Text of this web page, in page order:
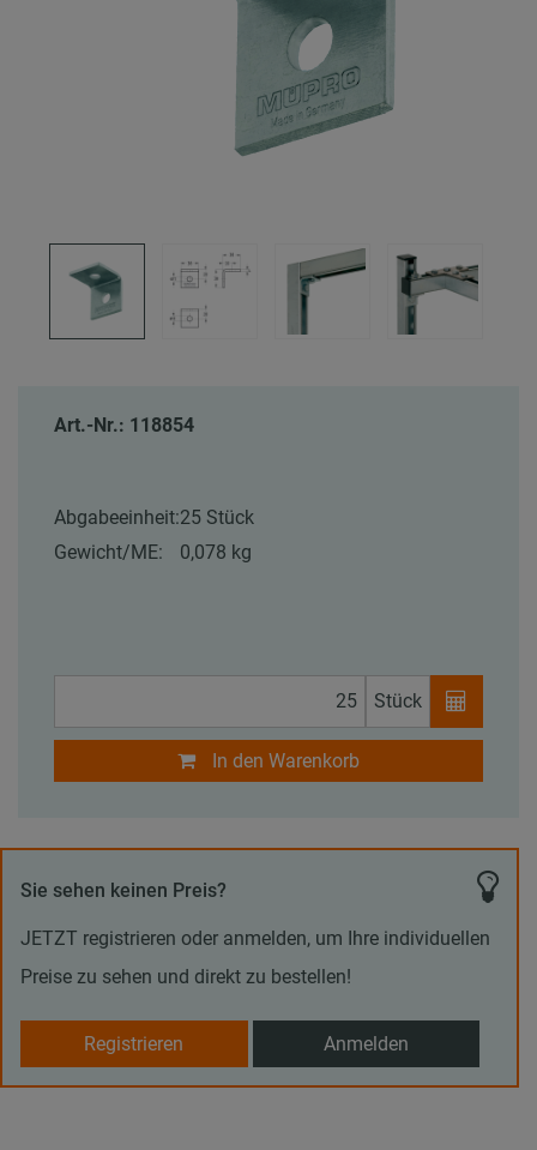
Art.-Nr.: 118854
Abgabeeinheit:25 Stück
Gewicht/ME:
0,078 kg
Stück
In den Warenkorb
Sie sehen keinen Preis?
JETZT registrieren oder anmelden, um Ihre individuellen
Preise zu sehen und direkt zu bestellen!
Registrieren Anmelden